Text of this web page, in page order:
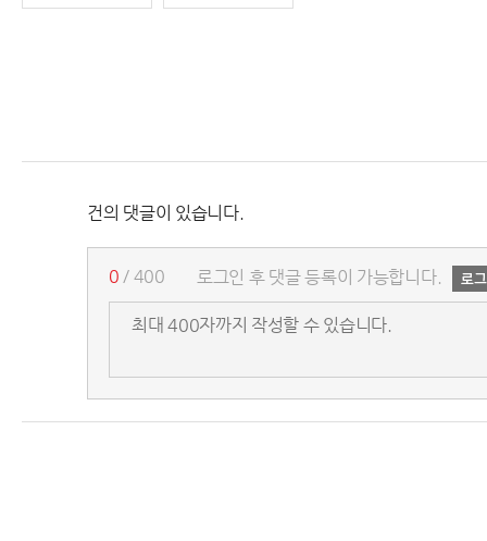
건의 댓글이 있습니다.
로그인 후 댓글 등록이 가능합니다.
0 / 400